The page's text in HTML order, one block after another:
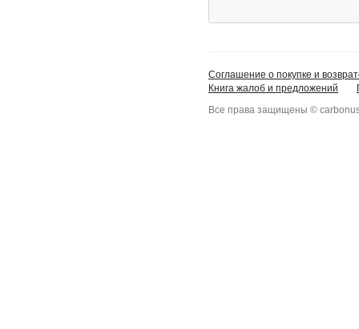
Соглашение о покупке и
Книга жалоб и предложений
Все права защищены ©